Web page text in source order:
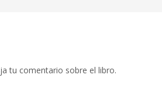
tu comentario sobre el libro.